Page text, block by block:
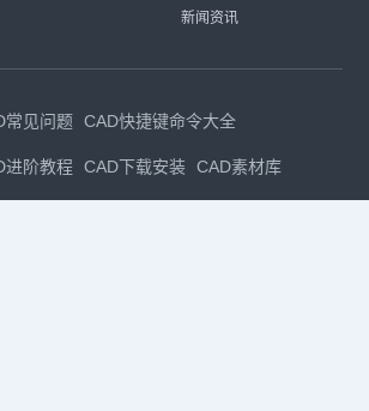
新闻资讯
常见问题 CAD快捷键命令大全
进阶教程 CAD下载安装 CAD素材库